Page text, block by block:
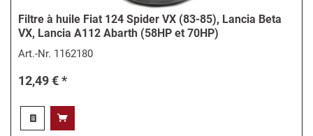
Filtre à huile Fiat 124 Spider VX (83-85), Lancia Beta
VX, Lancia A112 Abarth (58HP et 70HP)
Art.-Nr. 1162180
12,49 € *